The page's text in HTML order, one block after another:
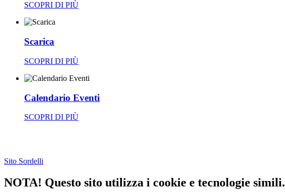
SCOPRI DI PIÙ
Scarica
SCOPRI DI PIÙ
Calendario Eventi
SCOPRI DI PIÙ
Sito Sordelli
NOTA! Questo sito utilizza i cookie e tecnologie simili.